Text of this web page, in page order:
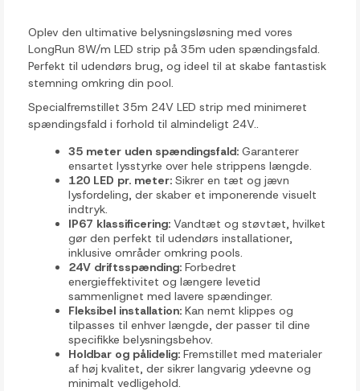
Oplev den ultimative belysningsløsning med vores
LongRun 8W/m LED strip på 35m uden spændingsfald.
Perfekt til udendørs brug, og ideel til at skabe fantastisk
stemning omkring din pool.
Specialfremstillet 35m 24V LED strip med minimeret
spændingsfald i forhold til almindeligt 24V..
35 meter uden spændingsfald: Garanterer
ensartet lysstyrke over hele strippens længde.
120 LED pr. meter: Sikrer en tæt og jævn
lysfordeling, der skaber et imponerende visuelt
indtryk.
IP67 klassificering: Vandtæt og støvtæt, hvilket
gør den perfekt til udendørs installationer,
inklusive områder omkring pools.
24V driftsspænding: Forbedret
energieffektivitet og længere levetid
sammenlignet med lavere spændinger.
Fleksibel installation: Kan nemt klippes og
tilpasses til enhver længde, der passer til dine
specifikke belysningsbehov.
Holdbar og pålidelig: Fremstillet med materialer
af høj kvalitet, der sikrer langvarig ydeevne og
minimalt vedligehold.